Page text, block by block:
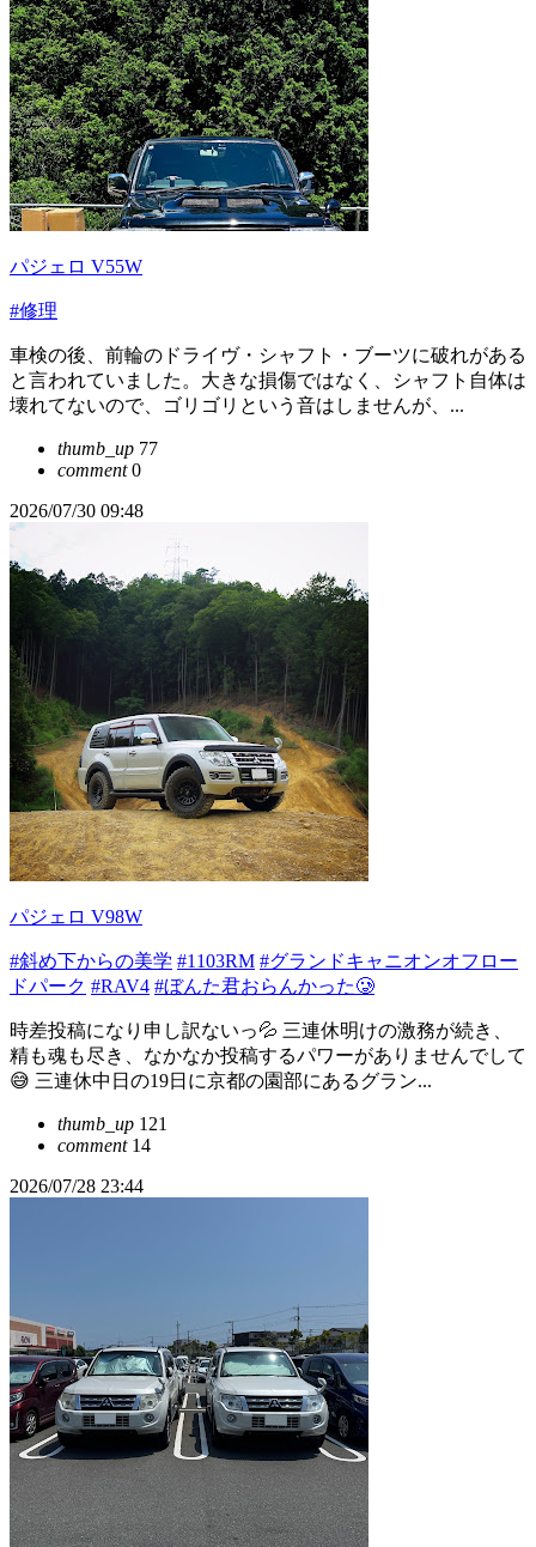
パジェロ V55W
#修理
車検の後、前輪のドライヴ・シャフト・ブーツに破れがある
と言われていました。大きな損傷ではなく、シャフト自体は
壊れてないので、ゴリゴリという音はしませんが、...
thumb_up 77
comment0
2026/07/30 09:48
パジェロ V98W
#斜め下からの美学 #1103RM #グランドキャニオンオフロー
ドパーク #RAV4 #ぼんた君おらんかった🥲
時差投稿になり申し訳ないっ💦 三連休明けの激務が続き、
精も魂も尽き、なかなか投稿するパワーがありませんでして
😅 三連休中日の19日に京都の園部にあるグラン...
thumb_up 121
comment14
2026/07/28 23:44